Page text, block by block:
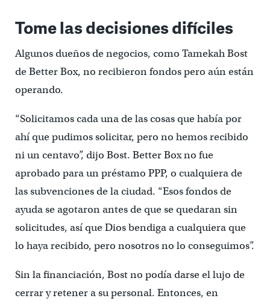
Tome las decisiones difíciles
Algunos dueños de negocios, como Tamekah Bost
de Better Box, no recibieron fondos pero aún están
operando.
“Solicitamos cada una de las cosas que había por
ahí que pudimos solicitar, pero no hemos recibido
ni un centavo”, dijo Bost. Better Box no fue
aprobado para un préstamo PPP, o cualquiera de
las subvenciones de la ciudad. “Esos fondos de
ayuda se agotaron antes de que se quedaran sin
solicitudes, así que Dios bendiga a cualquiera que
lo haya recibido, pero nosotros no lo conseguimos”.
Sin la financiación, Bost no podía darse el lujo de
cerrar y retener a su personal. Entonces, en